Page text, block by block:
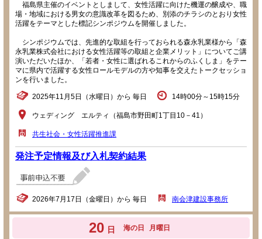
福島県主催のイベントとしまして、女性活躍に向けた機運の醸成や、職
場・地域における男女の意識改革を図るため、別添のチラシのとおり女性
活躍をテーマとした標記シンポジウムを開催しました。
シンポジウムでは、先進的な取組を行っておられる森永乳業様から「森
永乳業株式会社における女性活躍等の取組と企業メリット」についてご講
演いただいたほか、「若者・女性に選ばれるこれからのふくしま」をテー
マに県内で活躍する女性ロールモデルの方や知事を交えたトークセッショ
ンを行いました。
2025年11月5日（水曜日）から 毎日 14時00分～15時15分
ウェディング エルティ（福島市野田町1丁目10－41）
共生社会・女性活躍推進課
発注予定情報及び入札契約結果
2026年7月17日（金曜日）から 毎日 南会津建設事務所
20 日 海の日 月曜日